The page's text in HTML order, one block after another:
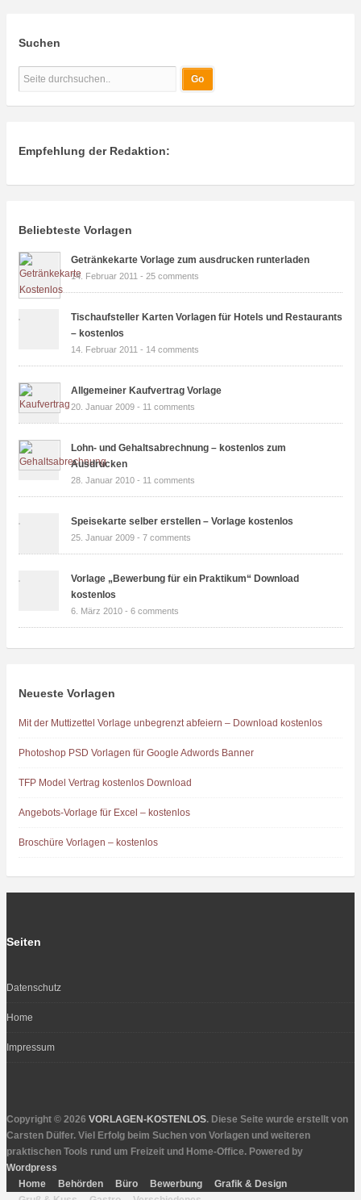
Suchen
Empfehlung der Redaktion:
Beliebteste Vorlagen
Getränkekarte Vorlage zum ausdrucken runterladen
14. Februar 2011 - 25 comments
Tischaufsteller Karten Vorlagen für Hotels und Restaurants
– kostenlos
14. Februar 2011 - 14 comments
Allgemeiner Kaufvertrag Vorlage
20. Januar 2009 - 11 comments
Lohn- und Gehaltsabrechnung – kostenlos zum
Ausdrucken
28. Januar 2010 - 11 comments
Speisekarte selber erstellen – Vorlage kostenlos
25. Januar 2009 - 7 comments
Vorlage „Bewerbung für ein Praktikum“ Download
kostenlos
6. März 2010 - 6 comments
Neueste Vorlagen
Mit der Muttizettel Vorlage unbegrenzt abfeiern – Download kostenlos
Photoshop PSD Vorlagen für Google Adwords Banner
TFP Model Vertrag kostenlos Download
Angebots-Vorlage für Excel – kostenlos
Broschüre Vorlagen – kostenlos
Seiten
Datenschutz
Home
Impressum
Copyright © 2026 VORLAGEN-KOSTENLOS. Diese Seite wurde erstellt von
Carsten Dülfer. Viel Erfolg beim Suchen von Vorlagen und weiteren
praktischen Tools rund um Freizeit und Home-Office. Powered by
Wordpress
Home
Behörden Büro Bewerbung
Grafik & Design